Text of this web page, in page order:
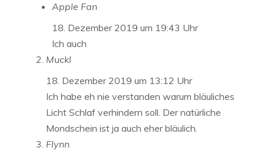
Apple Fan
18. Dezember 2019 um 19:43 Uhr
Ich auch
Muckl
18. Dezember 2019 um 13:12 Uhr
Ich habe eh nie verstanden warum bläuliches
Licht Schlaf verhindern soll. Der natürliche
Mondschein ist ja auch eher bläulich.
Flynn